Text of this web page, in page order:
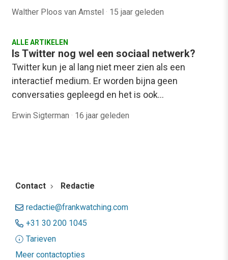
Walther Ploos van Amstel · 15 jaar geleden
ALLE ARTIKELEN
Is Twitter nog wel een sociaal netwerk?
Twitter kun je al lang niet meer zien als een
interactief medium. Er worden bijna geen
conversaties gepleegd en het is ook…
Erwin Sigterman · 16 jaar geleden
Contact Redactie
redactie@frankwatching.com
+31 30 200 1045
Tarieven
Meer contactopties